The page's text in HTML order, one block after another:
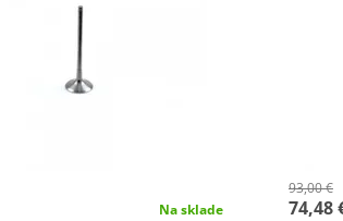
Na sklade
93,00 €
74,48